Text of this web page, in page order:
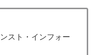
スト・インフォー